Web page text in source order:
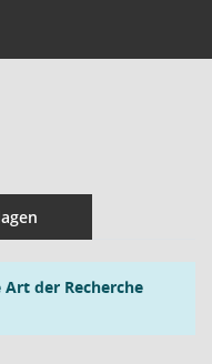
der Recherche